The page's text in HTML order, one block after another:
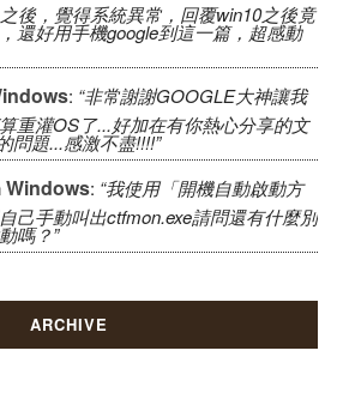
後，覺得系統異常，回覆win10之後竟
還好用手機google到這一篇，超感動
: “非常謝謝GOOGLE大神讓我
重灌OS了...好加在有你熱心分享的文
問題...感激不盡!!!!”
Windows: “我使用「開機自動啟動方
己手動叫出ctfmon.exe請問還有什麼別
嗎？”
ARCHIVE